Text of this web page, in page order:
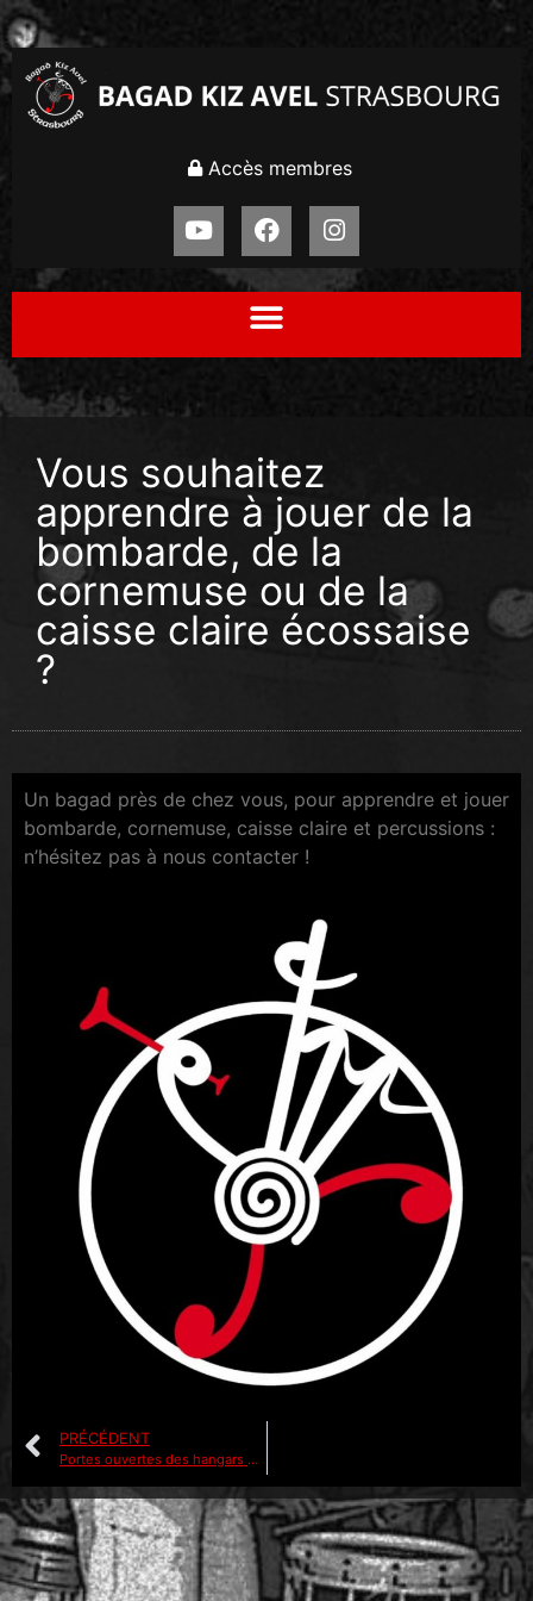
Accès membres
Vous souhaitez
apprendre à jouer de la
bombarde, de la
cornemuse ou de la
caisse claire écossaise
?
Un bagad près de chez vous, pour apprendre et jouer
bombarde, cornemuse, caisse claire et percussions :
n’hésitez pas à nous contacter !
PRÉCÉDENT
Portes ouvertes des hangars du Pfifferdaj 2026 à Ribeauvillé (68)